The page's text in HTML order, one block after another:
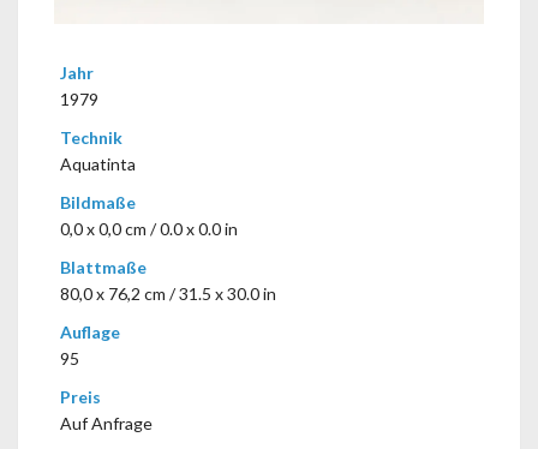
Jahr
1979
Technik
Aquatinta
Bildmaße
0,0 x 0,0 cm / 0.0 x 0.0 in
Blattmaße
80,0 x 76,2 cm / 31.5 x 30.0 in
Auflage
95
Preis
Auf Anfrage